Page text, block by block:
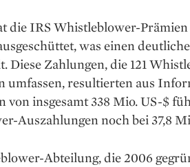
die IRS Whistleblower-
was einen
Diese Zahlungen, die 121
umfassen, resultierten aus
von insgesamt 338 Mio. US-$
Auszahlungen noch bei 37,8
Abteilung, die 2006